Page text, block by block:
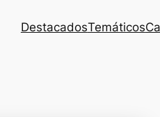
DestacadosTemáticos